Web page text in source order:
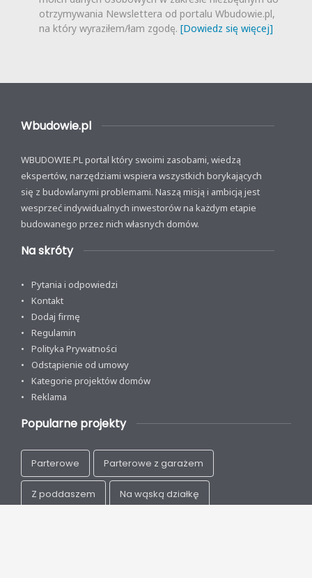
otrzymywania Newslettera od portalu Wbudowie.pl,
na który wyraziłem/łam zgodę. [Dowiedz się więcej]
Wbudowie.pl
WBUDOWIE.PL portal który swoimi zasobami, wiedzą
ekspertów, narzędziami wspiera wszystkich borykających
się z budowlanymi problemami. Naszą misją i ambicją jest
wesprzeć indywidualnych inwestorów na każdym etapie
budowanego przez nich własnych domów.
Na skróty
Pytania i odpowiedzi
Kontakt
Dodaj firmę
Regulamin
Polityka Prywatności
Odstąpienie od umowy
Kategorie projektów domów
Reklama
Popularne projekty
Parterowe Parterowe z garażem
Z poddaszem Na wąską działkę